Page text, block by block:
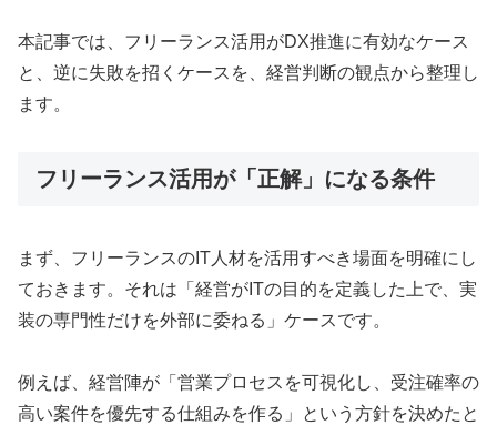
本記事では、フリーランス活用がDX推進に有効なケース
と、逆に失敗を招くケースを、経営判断の観点から整理し
ます。
フリーランス活用が「正解」になる条件
まず、フリーランスのIT人材を活用すべき場面を明確にし
ておきます。それは「経営がITの目的を定義した上で、実
装の専門性だけを外部に委ねる」ケースです。
例えば、経営陣が「営業プロセスを可視化し、受注確率の
高い案件を優先する仕組みを作る」という方針を決めたと